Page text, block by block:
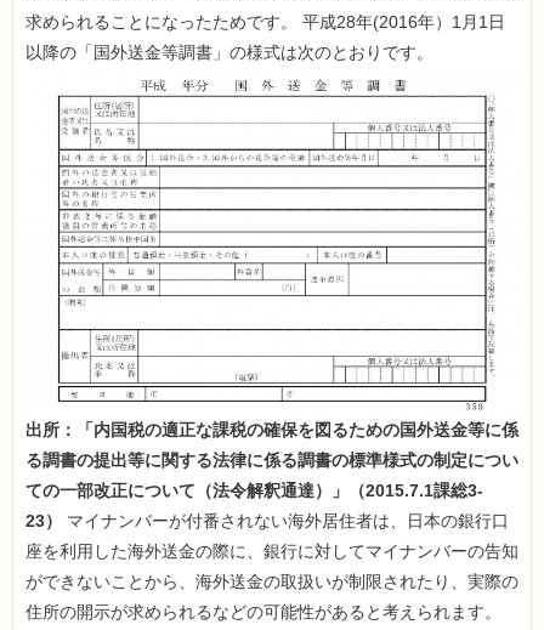
求められることになったためです。 平成28年(2016年）1月1日
以降の「国外送金等調書」の様式は次のとおりです。
出所：「内国税の適正な課税の確保を図るための国外送金等に係
る調書の提出等に関する法律に係る調書の標準様式の制定につい
ての一部改正について（法令解釈通達）」（2015.7.1課総3-
23）
マイナンバーが付番されない海外居住者は、日本の銀行口
座を利用した海外送金の際に、銀行に対してマイナンバーの告知
ができないことから、海外送金の取扱いが制限されたり、実際の
住所の開示が求められるなどの可能性があると考えられます。